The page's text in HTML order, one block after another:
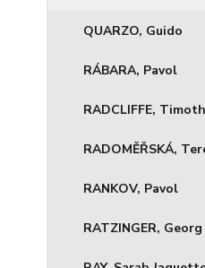
QUARZO, Guido
RÁBARA, Pavol
RADCLIFFE,
RADOMĚŘSKÁ,
RANKOV, Pavol
RATZINGER, Georg